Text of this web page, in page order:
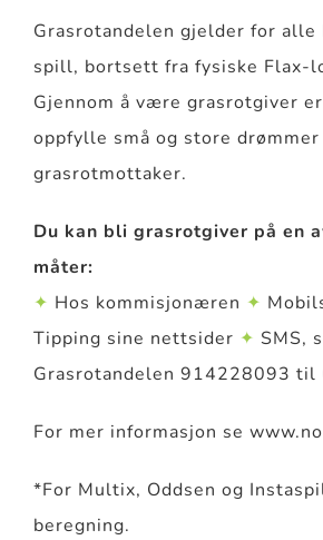
Grasrotandelen gjelder for alle
spill, bortsett fra fysiske Flax-
Gjennom å være grasrotgiver
oppfylle små og store
grasrotmottaker.
Du kan bli grasrotgiver på en
måter:
✦ Hos kommisjonæren ✦
Tipping sine nettsider ✦ SMS,
Grasrotandelen 914228093 til
For mer informasjon se
*For Multix, Oddsen og
beregning.